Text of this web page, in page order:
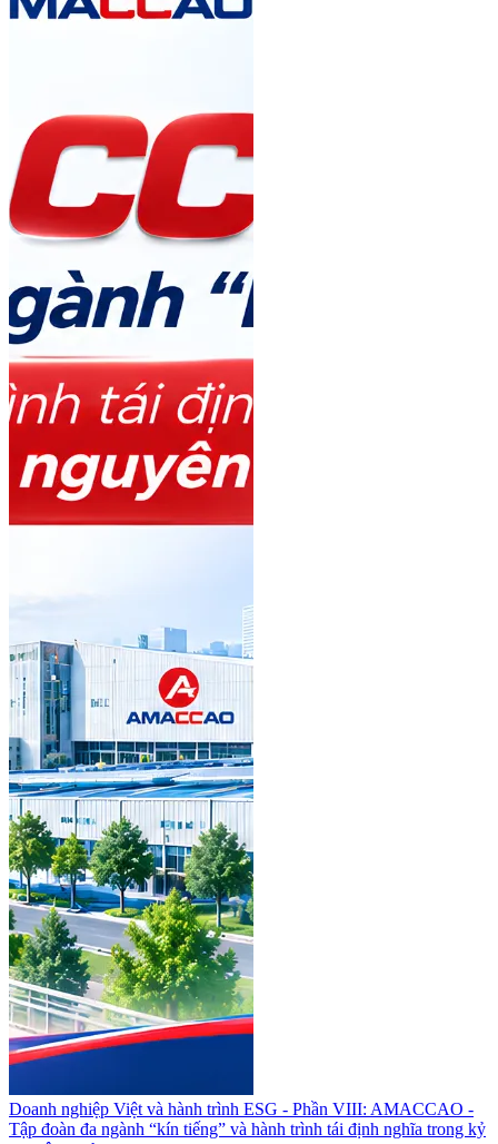
Doanh nghiệp Việt và hành trình ESG - Phần VIII: AMACCAO -
Tập đoàn đa ngành “kín tiếng” và hành trình tái định nghĩa trong kỷ